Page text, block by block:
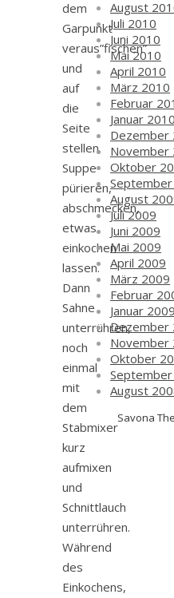
dem
Garpunkt
veraus”fischen”
und
auf
die
Seite
stellen.
Suppe
pürieren,
abschmecken,
etwas
einkochen
lassen.
Dann
Sahne
unterrühren,
noch
einmal
mit
dem
Stabmixer
kurz
aufmixen
und
Schnittlauch
unterrühren.
Während
des
Einkochens,
August
Juli 2010
Juni 2010
Mai 2010
April 2010
März 2010
Februar
Januar 2010
Dezember
November
Oktober
August
Juli 2009
Juni 2009
Mai 2009
April 2009
März 2009
Februar
Januar 2009
Dezember
November
Oktober
August
Savona